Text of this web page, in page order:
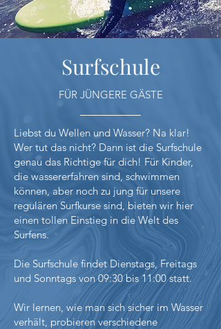
Surfschule
FÜR JÜNGERE GÄSTE
Liebst du Wellen und Wasser? Na klar!
Wer tut das nicht? Dann ist die Surfschule
genau das Richtige für dich! Für Kinder,
die wassererfahren sind, schwimmen
können, aber noch zu jung für unsere
regulären Surfkurse sind, bieten wir hier
einen tollen Einstieg in die Welt des
Surfens.
Die Surfschule findet Dienstags, Freitags
und Sonntags von 09:30 bis 11:00 statt.
Wir lernen, wie man sich sicher im Wasser
verhält, probieren verschiedene